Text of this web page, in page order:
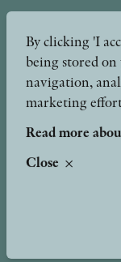
News
Podcast & Video
By clicking 'I
being stored
navigation,
marketing
Read more
Close